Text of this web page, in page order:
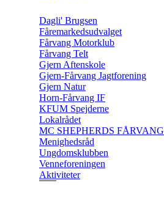
Dagli' Brugsen
Fåremarkedsudvalget
Fårvang Motorklub
Fårvang Telt
Gjern Aftenskole
Gjern-Fårvang Jagtforening
Gjern Natur
Horn-Fårvang IF
KFUM Spejderne
Lokalrådet
MC SHEPHERDS FÅRVANG
Menighedsråd
Ungdomsklubben
Venneforeningen
Aktiviteter